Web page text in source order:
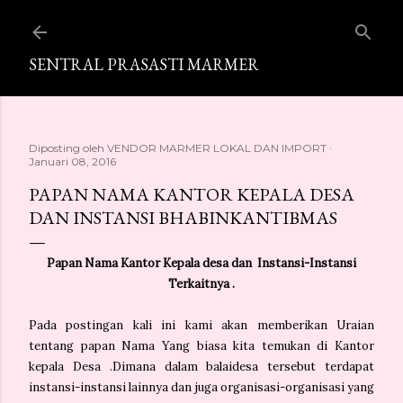
SENTRAL PRASASTI MARMER
Diposting oleh VENDOR MARMER LOKAL DAN IMPORT
Januari 08, 2016
PAPAN NAMA KANTOR KEPALA DESA
DAN INSTANSI BHABINKANTIBMAS
Papan Nama Kantor Kepala desa dan Instansi-Instansi
Terkaitnya .
Pada postingan kali ini kami akan memberikan Uraian
tentang papan Nama Yang biasa kita temukan di Kantor
kepala Desa .Dimana dalam balaidesa tersebut terdapat
instansi-instansi lainnya dan juga organisasi-organisasi yang